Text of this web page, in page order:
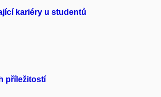
kariéry u studentů
příležitostí